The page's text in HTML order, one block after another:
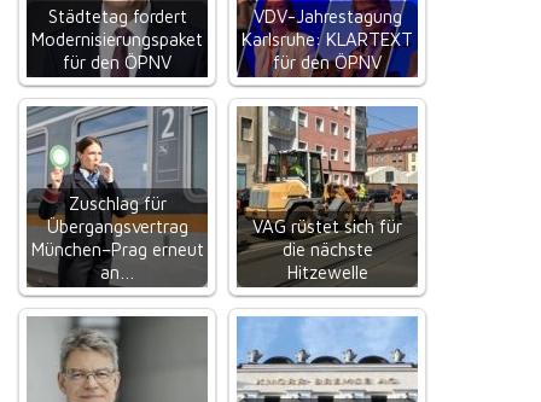
Städtetag fordert
Modernisierungspaket
für den ÖPNV
VDV-Jahrestagung
Karlsruhe: KLARTEXT
für den ÖPNV
Zuschlag für
Übergangsvertrag
München–Prag erneut
an…
VAG rüstet sich für
die nächste
Hitzewelle